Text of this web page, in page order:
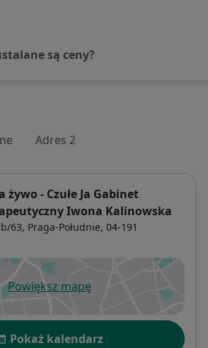
są ceny?
Adres 2
żywo - Czułe Ja Gabinet
Iwona Kalinowska
63, Praga-Południe, 04-191
Powiększ mapęotwiera się w nowej karcie
Pokaż kalendarz